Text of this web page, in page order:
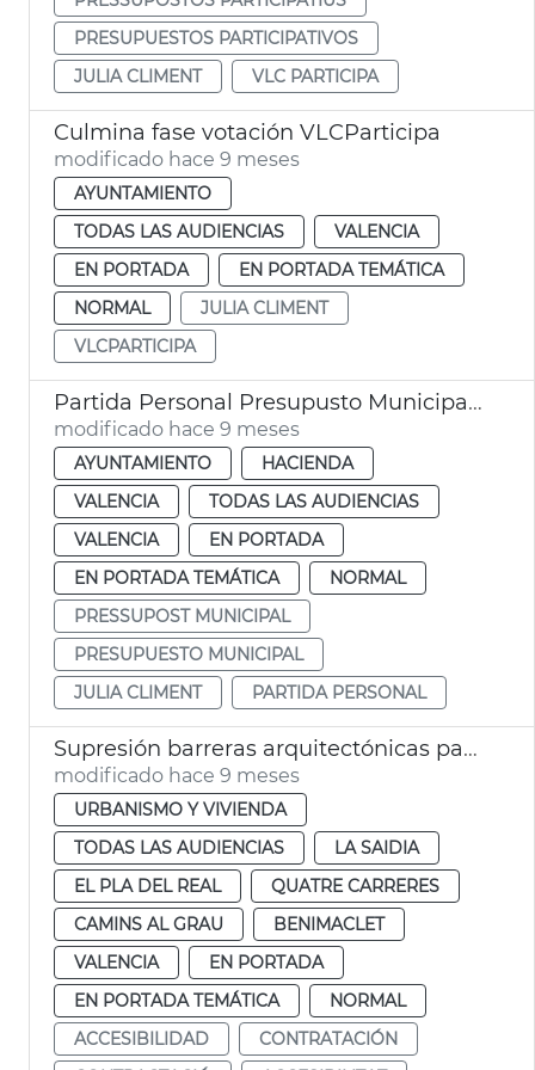
PRESUPUESTOS PARTICIPATIVOS
JULIA CLIMENT
VLC PARTICIPA
Culmina fase votación VLCParticipa
modificado hace 9 meses
AYUNTAMIENTO
TODAS LAS AUDIENCIAS
VALENCIA
EN PORTADA
EN PORTADA TEMÁTICA
NORMAL
JULIA CLIMENT
VLCPARTICIPA
Partida Personal Presupusto Municipal 2026 València
modificado hace 9 meses
AYUNTAMIENTO
HACIENDA
VALENCIA
TODAS LAS AUDIENCIAS
VALENCIA
EN PORTADA
EN PORTADA TEMÁTICA
NORMAL
PRESSUPOST MUNICIPAL
PRESUPUESTO MUNICIPAL
JULIA CLIMENT
PARTIDA PERSONAL
Supresión barreras arquitectónicas paso de peatones València
modificado hace 9 meses
URBANISMO Y VIVIENDA
TODAS LAS AUDIENCIAS
LA SAIDIA
EL PLA DEL REAL
QUATRE CARRERES
CAMINS AL GRAU
BENIMACLET
VALENCIA
EN PORTADA
EN PORTADA TEMÁTICA
NORMAL
ACCESIBILIDAD
CONTRATACIÓN